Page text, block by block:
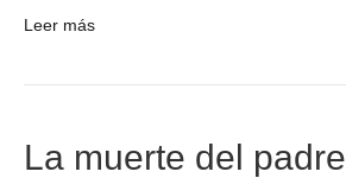
Leer más
La muerte del padre